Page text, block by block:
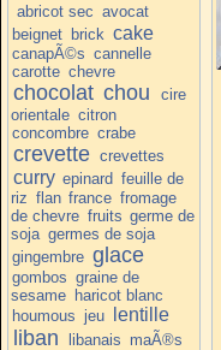
abricot sec avocat
beignet brick cake
canapÃ©s cannelle
carotte chevre
chocolat chou
cire
orientale citron
concombre crabe
crevette crevettes
curry epinard feuille de
riz flan france fromage
de chevre fruits germe de
soja germes de soja
gingembre glace
gombos graine de
sesame haricot blanc
houmous jeu lentille
liban libanais maÃ®s